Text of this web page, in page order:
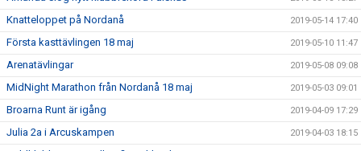
Knatteloppet på Nordanå 2019-05-14 17:40
Första kasttävlingen 18 maj 2019-05-10 11:47
Arenatävlingar 2019-05-08 09:08
MidNight Marathon från Nordanå 18 maj 2019-05-03 09:01
Broarna Runt är igång 2019-04-09 17:29
Julia 2a i Arcuskampen 2019-04-03 18:15